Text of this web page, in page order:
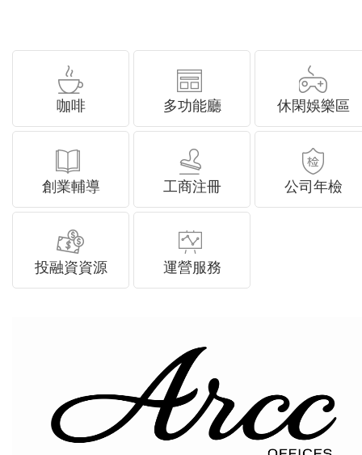
咖啡 多功能廳 休閑娛樂區
創業輔導 工商注冊 公司年檢
投融資資源 運營服務